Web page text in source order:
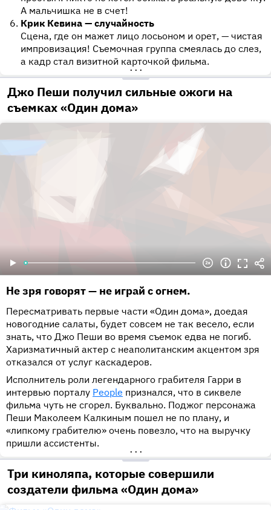
А мальчишка не в счет!
Крик Кевина — случайность
Сцена, где он мажет лицо лосьоном и орет, — чистая
импровизация! Съемочная группа смеялась до слез,
а кадр стал визитной карточкой фильма.
•••
Джо Пеши получил сильные ожоги на
съемках «Один дома»
Не зря говорят — не играй с огнем.
Пересматривать первые части «Один дома», доедая
новогодние салаты, будет совсем не так весело, если
знать, что Джо Пеши во время съемок едва не погиб.
Харизматичный актер с неаполитанским акцентом зря
отказался от услуг каскадеров.
Исполнитель роли легендарного грабителя Гарри в
интервью порталу People признался, что в сиквеле
фильма чуть не сгорел. Буквально. Поджог персонажа
Пеши Маколеем Калкиным пошел не по плану, и
«липкому грабителю» очень повезло, что на выручку
пришли ассистенты.
•••
Три киноляпа, которые совершили
создатели фильма «Один дома»